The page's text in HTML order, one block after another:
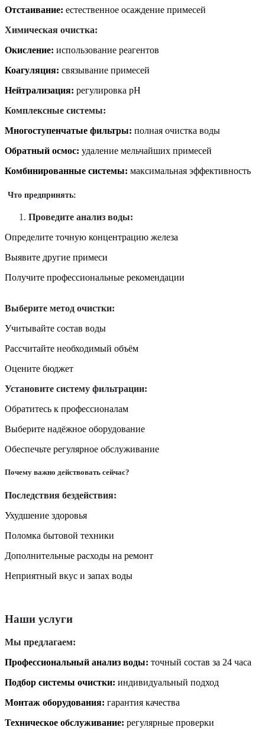
Отстаивание: естественное осаждение примесей
Химическая очистка:
Окисление: использование реагентов
Коагуляция: связывание примесей
Нейтрализация: регулировка pH
Комплексные системы:
Многоступенчатые фильтры: полная очистка воды
Обратный осмос: удаление мельчайших примесей
Комбинированные системы: максимальная эффективность
Что предпринять:
Проведите анализ воды:
Определите точную концентрацию железа
Выявите другие примеси
Получите профессиональные рекомендации
Выберите метод очистки:
Учитывайте состав воды
Рассчитайте необходимый объём
Оцените бюджет
Установите систему фильтрации:
Обратитесь к профессионалам
Выберите надёжное оборудование
Обеспечьте регулярное обслуживание
Почему важно действовать сейчас?
Последствия бездействия:
Ухудшение здоровья
Поломка бытовой техники
Дополнительные расходы на ремонт
Неприятный вкус и запах воды
Наши услуги
Мы предлагаем:
Профессиональный анализ воды: точный состав за 24 часа
Подбор системы очистки: индивидуальный подход
Монтаж оборудования: гарантия качества
Техническое обслуживание: регулярные проверки